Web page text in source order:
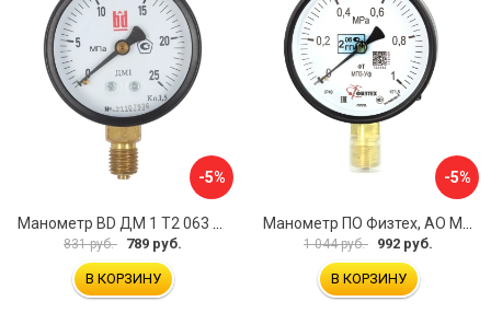
-5%
831 руб. 789 руб.
В КОРЗИНУ
-5%
1 044 руб. 992 руб.
В КОРЗИНУ